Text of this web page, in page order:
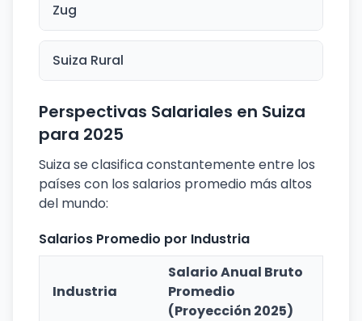
Zug
Suiza Rural
Perspectivas Salariales en Suiza
para 2025
Suiza se clasifica constantemente entre los
países con los salarios promedio más altos
del mundo:
Salarios Promedio por Industria
Industria
Salario Anual Bruto
Promedio
(Proyección 2025)